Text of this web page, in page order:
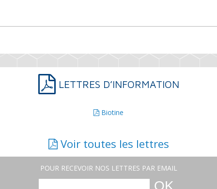
LETTRES D’INFORMATION
Biotine
Voir toutes les lettres
POUR RECEVOIR NOS LETTRES PAR EMAIL